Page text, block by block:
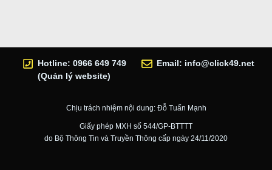
Hotline: 0966 649 749
(Quản lý website)
Email: info@click49.net
Chịu trách nhiệm nội dung: Đỗ Tuấn Mạnh
Giấy phép MXH số 544/GP-BTTTT
do Bộ Thông Tin và Truyền Thông cấp ngày 24/11/2020